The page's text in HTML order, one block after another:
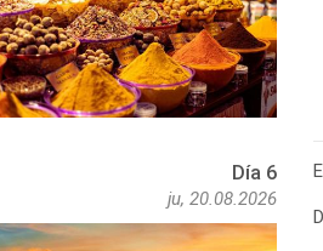
Día 6
ju, 20.08.2026